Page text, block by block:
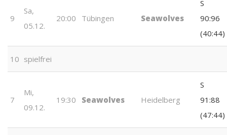
9
Sa,
05.12.
20:00 Tübingen Seawolves
S
90:96
(40:44)
10 spielfrei
7
Mi,
09.12.
19:30 Seawolves Heidelberg
S
91:88
(47:44)